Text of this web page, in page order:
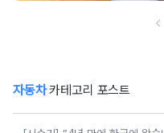
자동차카테고리 포스트